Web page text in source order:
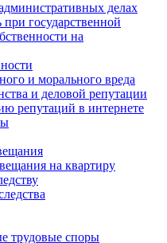
делах
государственной
на
и морального вреда
и деловой репутации
репутаций в интернете
на квартиру
трудовые споры